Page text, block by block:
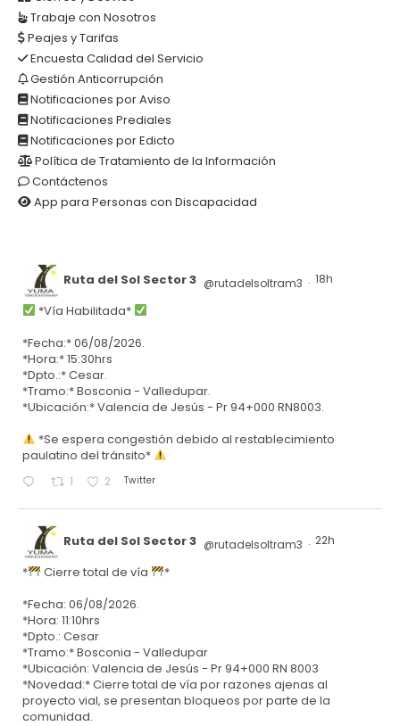
Trabaje con Nosotros
Peajes y Tarifas
Encuesta Calidad del Servicio
Gestión Anticorrupción
Notificaciones por Aviso
Notificaciones Prediales
Notificaciones por Edicto
Política de Tratamiento de la Información
Contáctenos
App para Personas con Discapacidad
Ruta del Sol Sector 3 @rutadelsoltram3 · 18h
*Vía Habilitada*
*Fecha:* 06/08/2026.
*Hora:* 15:30hrs
*Dpto.:* Cesar.
*Tramo:* Bosconia - Valledupar.
*Ubicación:* Valencia de Jesús - Pr 94+000 RN8003.
*Se espera congestión debido al restablecimiento
paulatino del tránsito*
1 2 Twitter
Ruta del Sol Sector 3 @rutadelsoltram3 · 22h
* Cierre total de vía
*
*Fecha: 06/08/2026.
*Hora: 11:10hrs
*Dpto.: Cesar
*Tramo:* Bosconia - Valledupar
*Ubicación: Valencia de Jesús - Pr 94+000 RN 8003
*Novedad:* Cierre total de vía por razones ajenas al
proyecto vial, se presentan bloqueos por parte de la
comunidad.